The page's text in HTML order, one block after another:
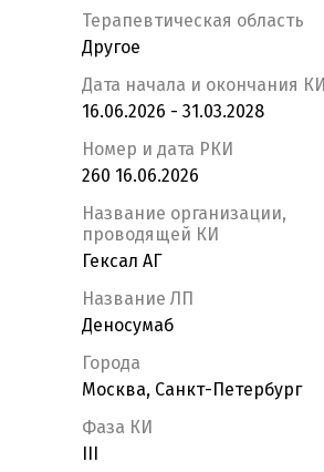
Терапевтическая область
Другое
Дата начала и окончания КИ
16.06.2026 - 31.03.2028
Номер и дата РКИ
260 16.06.2026
Название организации,
проводящей КИ
Гексал АГ
Название ЛП
Деносумаб
Города
Москва, Санкт-Петербург
Фаза КИ